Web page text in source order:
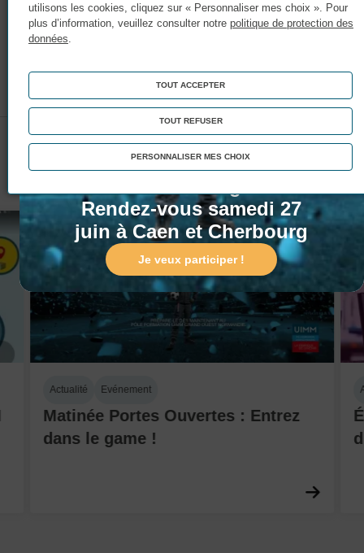
Portes Ouvertes !
Matinée Portes Ouvertes :
Rendez-vous samedi 27
juin à Caen et Cherbourg
Je veux participer !
Publié le 14 avril 2026
Ces actualités pourraient vous intéresser
Actualité Evénement
Matinée Portes Ouvertes : Entrez
dans le game !
utilisons les cookies, cliquez sur « Personnaliser mes choix ». Pour
plus d’information, veuillez consulter notre politique de protection des
données
TOUT ACCEPTER
TOUT REFUSER
PERSONNALISER MES CHOIX